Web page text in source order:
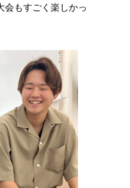
会もすごく楽しかっ